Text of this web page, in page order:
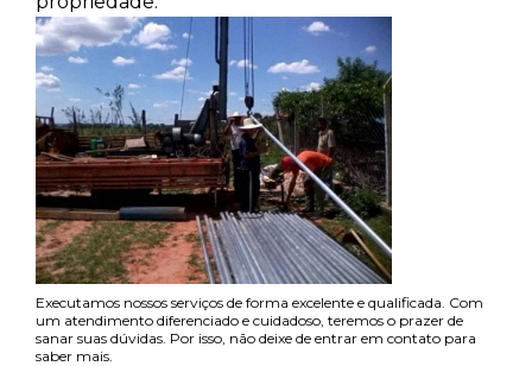
Executamos nossos serviços de forma excelente e qualificada. Com
um atendimento diferenciado e cuidadoso, teremos o prazer de
sanar suas dúvidas. Por isso, não deixe de entrar em contato para
saber mais.